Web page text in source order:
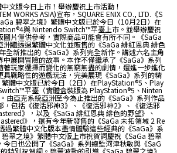
文版今日上市！舉辦慶祝上市活動！
WORKS ASIA)宣布，SQUARE ENIX CO., LTD.《S
碧翠之境》繁體中文版已於今日（10月2日）在
與 Nintendo Switch™平臺上市。並舉辦慶祝
片僅供參考，實際商品可能會有所不同。《SaGa
洲繼透過繁體中文化並販售的《SaGa 緋紅恩典 緋色
全新推出的《SaGa》系列完全新作。講述六名主角
展開冒險的故事。本作不僅繼承了《SaGa》系列
著玩家選擇而變化的無窮無盡的劇情，還進一步進化
具戰略性的遊戲玩法，完美展現《SaGa》系列的精
體中文版已於今日（2日）在PlayStation®5、Play
平臺（實體盒裝版為 PlayStation®5、Ninten
由亞克系統亞洲至今為止推出的《SaGa》系列作品
，包括《復活邪神3》、《復活邪神2》、《復活邪
》，以及《SaGa 緋紅恩典 緋色的野望》、
》，還有今年新發售的《SaGa 未拓領域 2 Re
過繁體中文化版本盡情體驗這些經典的《SaGa》系
翠之境》繁體中文版上市祝賀詞慶祝《SaGa 碧翠
今日也公開了《SaGa》系列總監河津秋敏與《SaG
特別祝賀詞。碧翠波動的引導《SaGa 碧翠之境》